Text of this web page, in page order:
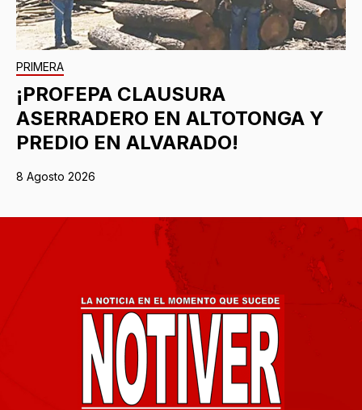
PRIMERA
¡PROFEPA CLAUSURA
ASERRADERO EN ALTOTONGA Y
PREDIO EN ALVARADO!
8 Agosto 2026